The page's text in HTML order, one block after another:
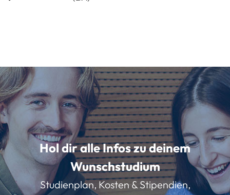
Hol dir alle Infos zu deinem
Wunschstudium
Studienplan, Kosten & Stipendien,